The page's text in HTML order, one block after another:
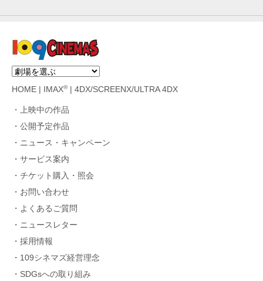
HOME IMAX®| 4DX/SCREENX/ULTRA 4DX
上映中の作品
公開予定作品
ニュース・キャンペーン
サービス案内
チケット購入・照会
お問い合わせ
よくあるご質問
ニュースレター
採用情報
109シネマズ経営理念
SDGsへの取り組み